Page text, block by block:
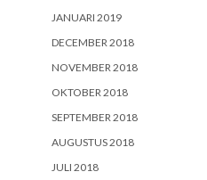
JANUARI 2019
DECEMBER 2018
NOVEMBER 2018
OKTOBER 2018
SEPTEMBER 2018
AUGUSTUS 2018
JULI 2018